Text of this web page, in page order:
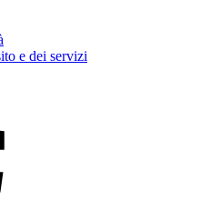
e dei servizi